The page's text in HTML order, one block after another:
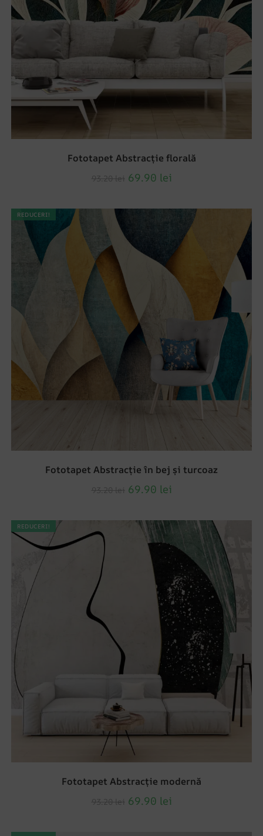
Fototapet Abstracție florală
69.90 lei
REDUCERI!
Fototapet Abstracție în bej și turcoaz
69.90 lei
REDUCERI!
Fototapet Abstracție modernă
69.90 lei